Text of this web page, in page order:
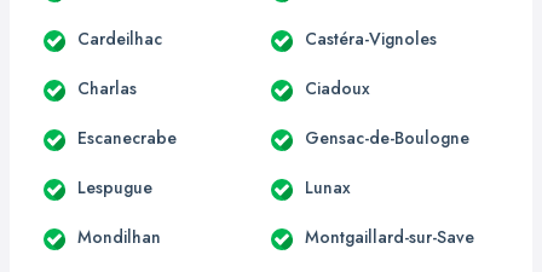
Cardeilhac Castéra-Vignoles
Charlas Ciadoux
Escanecrabe Gensac-de-Boulogne
Lespugue Lunax
Mondilhan Montgaillard-sur-Save